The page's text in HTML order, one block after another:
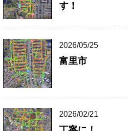
す！
2026/05/25
富里市
2026/02/21